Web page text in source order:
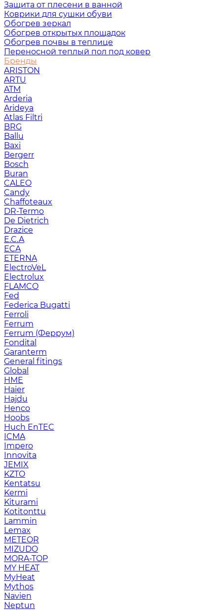
Защита от плесени в ванной
Коврики для сушки обуви
Обогрев зеркал
Обогрев открытых площадок
Обогрев почвы в теплице
Переносной теплый пол под ковер
Бренды
ARISTON
ARTU
ATM
Arderia
Arideya
Atlas Filtri
BRG
Ballu
Baxi
Bergerr
Bosch
Buran
CALEO
Candy
Chaffoteaux
DR-Termo
De Dietrich
Drazice
E.C.A
ECA
ETERNA
ElectroVeL
Electrolux
FLAMCO
Fed
Federica Bugatti
Ferroli
Ferrum
Ferrum (Феррум)
Fondital
Garanterm
General fitings
Global
HME
Haier
Hajdu
Henco
Hoobs
Huch EnTEC
ICMA
Impero
Innovita
JEMIX
KZTO
Kentatsu
Kermi
Kiturami
Kotitonttu
Lammin
Lemax
METEOR
MIZUDO
MORA-TOP
MY HEAT
MyHeat
Mythos
Navien
Neptun